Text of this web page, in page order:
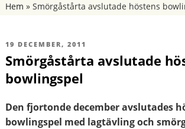
Hem » Smörgåstårta avslutade höstens
PUBLICERAT
19 DECEMBER, 2011
Smörgåstårta avslutade
bowlingspel
Den fjortonde december avslutades
bowlingspel med lagtävling och